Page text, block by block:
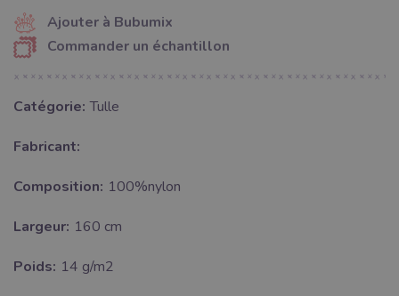
Ajouter à Bubumix
Commander un échantillon
Catégorie: Tulle
Fabricant:
Composition: 100%nylon
Largeur: 160 cm
Poids: 14 g/m2